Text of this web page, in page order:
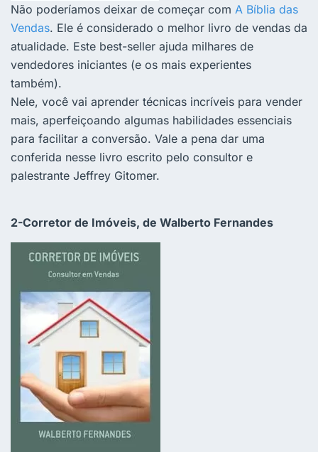
Não poderíamos deixar de começar com A Bíblia das
Vendas. Ele é considerado o melhor livro de vendas da
atualidade. Este best-seller ajuda milhares de
vendedores iniciantes (e os mais experientes
também).
Nele, você vai aprender técnicas incríveis para vender
mais, aperfeiçoando algumas habilidades essenciais
para facilitar a conversão. Vale a pena dar uma
conferida nesse livro escrito pelo consultor e
palestrante Jeffrey Gitomer.
2-Corretor de Imóveis, de Walberto Fernandes